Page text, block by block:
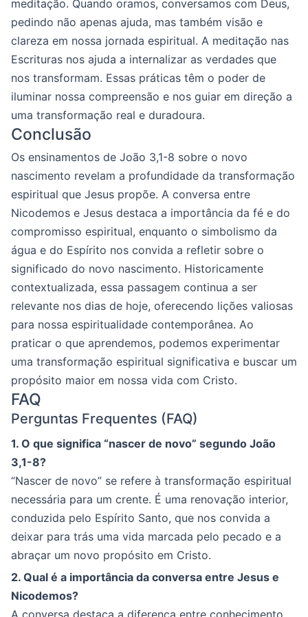
meditação. Quando oramos, conversamos com Deus,
pedindo não apenas ajuda, mas também visão e
clareza em nossa jornada espiritual. A meditação nas
Escrituras nos ajuda a internalizar as verdades que
nos transformam. Essas práticas têm o poder de
iluminar nossa compreensão e nos guiar em direção a
uma transformação real e duradoura.
Conclusão
Os ensinamentos de João 3,1-8 sobre o novo
nascimento revelam a profundidade da transformação
espiritual que Jesus propõe. A conversa entre
Nicodemos e Jesus destaca a importância da fé e do
compromisso espiritual, enquanto o simbolismo da
água e do Espírito nos convida a refletir sobre o
significado do novo nascimento. Historicamente
contextualizada, essa passagem continua a ser
relevante nos dias de hoje, oferecendo lições valiosas
para nossa espiritualidade contemporânea. Ao
praticar o que aprendemos, podemos experimentar
uma transformação espiritual significativa e buscar um
propósito maior em nossa vida com Cristo.
FAQ
Perguntas Frequentes (FAQ)
1. O que significa “nascer de novo” segundo João
3,1-8?
“Nascer de novo” se refere à transformação espiritual
necessária para um crente. É uma renovação interior,
conduzida pelo Espírito Santo, que nos convida a
deixar para trás uma vida marcada pelo pecado e a
abraçar um novo propósito em Cristo.
2. Qual é a importância da conversa entre Jesus e
Nicodemos?
A conversa destaca a diferença entre conhecimento